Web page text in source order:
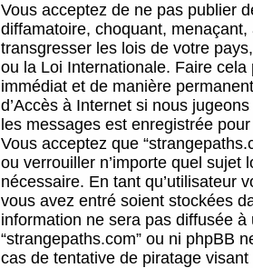
Vous acceptez de ne pas publier
diffamatoire, choquant,
transgresser les lois de votre
ou la Loi Internationale. Faire
immédiat et de manière
d’Accès à Internet si nous
les messages est enregistrée
Vous acceptez que
ou verrouiller n’importe quel sujet
nécessaire. En tant qu’utilisateur
vous avez entré soient stockées
information ne sera pas diffusée
“strangepaths.com” ou ni phpBB
cas de tentative de piratage